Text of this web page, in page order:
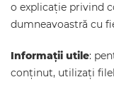
o explicaţie privind
dumneavoastră cu
Informaţii utile:
conţinut, utilizaţi